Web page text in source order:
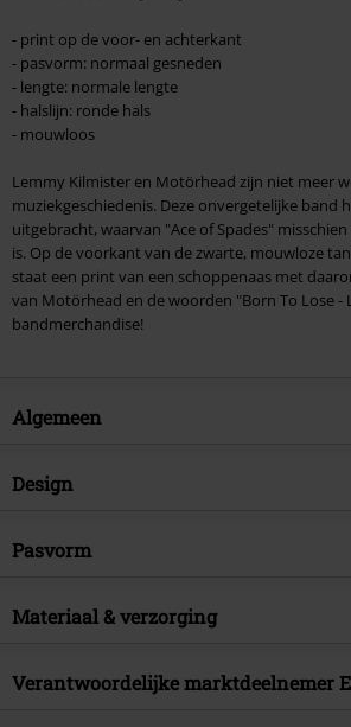
- print op de voor- en achterkant
- pasvorm: normaal gesneden
- lengte: normale lengte
- halslijn: ronde hals
- mouwloos
Lemmy Kilmister en Motörhead zijn niet meer
muziekgeschiedenis. Deze onvergetelijke band
uitgebracht, waarvan "Ace of Spades"
is. Op de voorkant van de zwarte, mouwloze
staat een print van een schoppenaas met
van Motörhead en de woorden "Born To Lose -
bandmerchandise!
Algemeen
Artikelnr.
Muziekgenre
Band
Design
Producttype
Bedrukt
Details
Bedrukte
Pasvorm
Pasvorm/Tops
Materiaal & verzorging
Buitenmateriaal
100%
Verantwoordelijke marktdeelnemer